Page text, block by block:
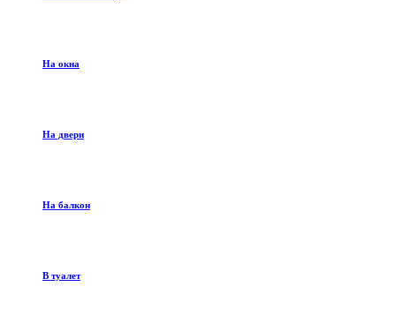
На окна
На двери
На балкон
В туалет